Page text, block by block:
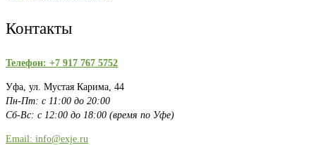
Контакты
Телефон: +7 917 767 5752
Уфа, ул. Мустая Карима, 44
Пн-Пт: с 11:00 до 20:00
Сб-Вс: с 12:00 до 18:00 (время по Уфе)
Email: info@exje.ru